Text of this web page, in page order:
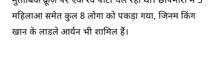
महिलाओं समेत कुल 8 लोगों को पकड़ा गया, जिनमें किंग
खान के लाडले आर्यन भी शामिल हैं।